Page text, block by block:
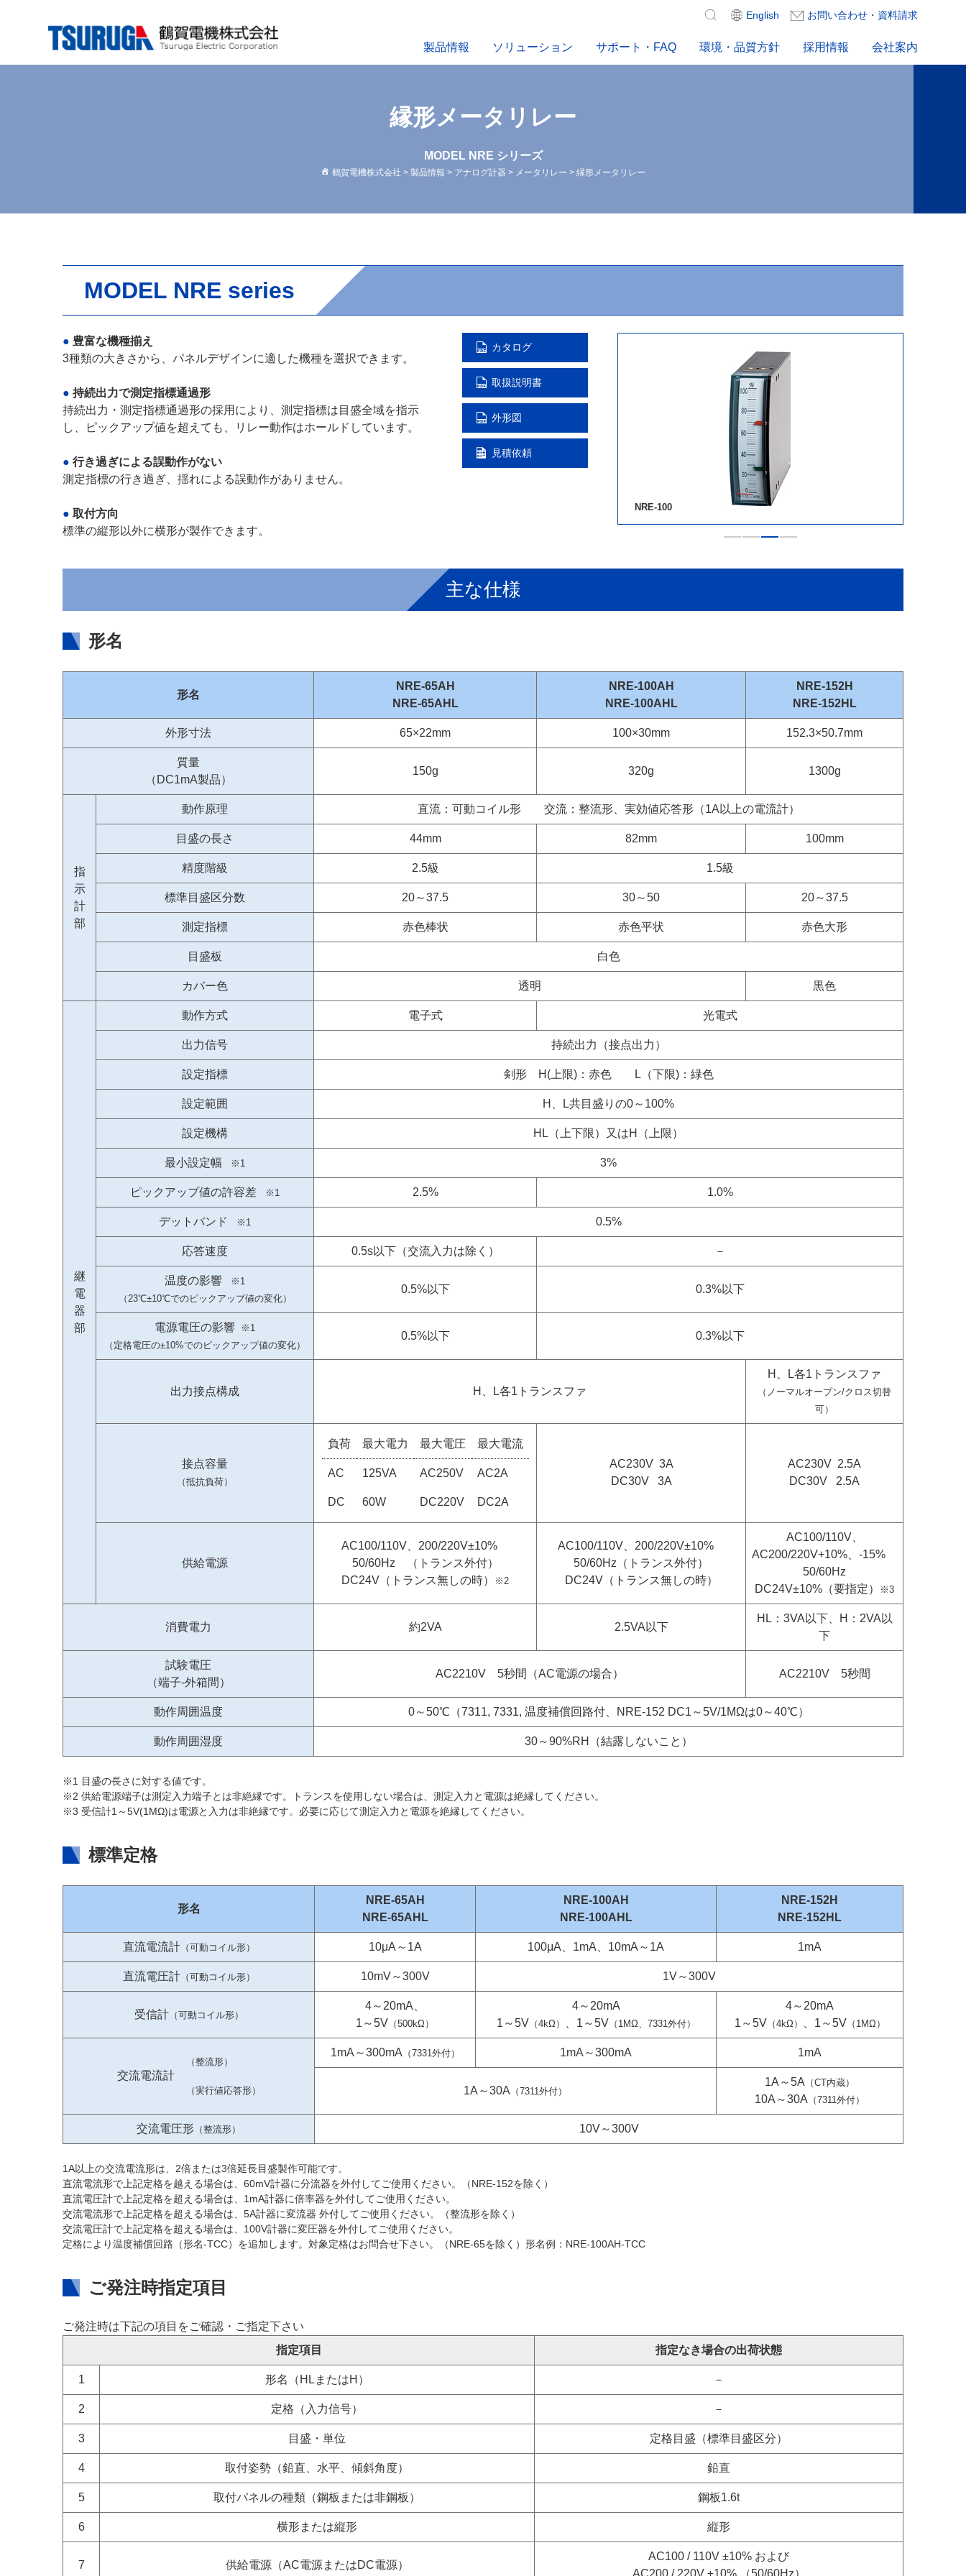
索:
English お問い合わせ・資料請求
製品情報 ソリューション サポート・FAQ 環境・品質方針 採用情報 会社案内
縁形メータリレー
MODEL NRE シリーズ
鶴賀電機株式会社 > 製品情報 > アナログ計器 > メータリレー > 縁形メータリレー
MODEL NRE series
豊富な機種揃え
3種類の大きさから、パネルデザインに適した機種を選択できます。
持続出力で測定指標通過形
持続出力・測定指標通過形の採用により、測定指標は目盛全域を指示
し、ピックアップ値を超えても、リレー動作はホールドしています。
行き過ぎによる誤動作がない
測定指標の行き過ぎ、揺れによる誤動作がありません。
取付方向
標準の縦形以外に横形が製作できます。
カタログ
取扱説明書
外形図
見積依頼
NRE-100
主な仕様
形名
形名
NRE-65AH
NRE-65AHL
NRE-100AH
NRE-100AHL
NRE-152H
NRE-152HL
外形寸法 65×22mm 100×30mm 152.3×50.7mm
質量
（DC1mA製品）
150g 320g 1300g
指
示
計
部
動作原理 直流：可動コイル形 交流：整流形、実効値応答形（1A以上の電流計）
目盛の長さ 44mm 82mm 100mm
精度階級 2.5級 1.5級
標準目盛区分数 20～37.5 30～50 20～37.5
測定指標 赤色棒状 赤色平状 赤色大形
目盛板 白色
カバー色 透明 黒色
継
電
器
部
動作方式 電子式 光電式
出力信号 持続出力（接点出力）
設定指標 剣形 H(上限)：赤色 L（下限)：緑色
設定範囲 H、L共目盛りの0～100%
設定機構 HL（上下限）又はH（上限）
最小設定幅 ※1 3%
ピックアップ値の許容差 ※1 2.5% 1.0%
デットバンド ※1 0.5%
応答速度 0.5s以下（交流入力は除く） －
温度の影響
※1
（23℃±10℃でのピックアップ値の変化）
0.5%以下 0.3%以下
電源電圧の影響
※1
（定格電圧の±10%でのピックアップ値の変化）
0.5%以下 0.3%以下
出力接点構成 H、L各1トランスファ
H、L各1トランスファ
（ノーマルオープン/クロス切替
可）
接点容量
（抵抗負荷）
負荷 最大電力 最大電圧 最大電流
AC 125VA AC250V AC2A
DC 60W DC220V DC2A
AC230V 3A
DC30V 3A
AC230V 2.5A
DC30V 2.5A
供給電源
AC100/110V、200/220V±10%
50/60Hz （トランス外付）
DC24V（トランス無しの時）
※2
AC100/110V、200/220V±10%
50/60Hz（トランス外付）
DC24V（トランス無しの時）
AC100/110V、
AC200/220V+10%、-15%
50/60Hz
DC24V±10%（要指定）
※3
消費電力 約2VA 2.5VA以下
HL：3VA以下、H：2VA以
下
試験電圧
（端子-外箱間）
AC2210V 5秒間（AC電源の場合） AC2210V 5秒間
動作周囲温度 0～50℃（7311, 7331, 温度補償回路付、NRE-152 DC1～5V/1MΩは0～40℃）
動作周囲湿度 30～90%RH（結露しないこと）
※1 目盛の長さに対する値です。
※2 供給電源端子は測定入力端子とは非絶縁です。トランスを使用しない場合は、測定入力と電源は絶縁してください。
※3 受信計1～5V(1MΩ)は電源と入力は非絶縁です。必要に応じて測定入力と電源を絶縁してください。
標準定格
形名
NRE-65AH
NRE-65AHL
NRE-100AH
NRE-100AHL
NRE-152H
NRE-152HL
直流電流計（可動コイル形） 10μA～1A 100μA、1mA、10mA～1A 1mA
直流電圧計（可動コイル形） 10mV～300V 1V～300V
受信計（可動コイル形）
4～20mA、
1～5V （500kΩ）
4～20mA
1～5V （4kΩ） 、1～5V （1MΩ、7331外付）
4～20mA
1～5V （4kΩ） 、1～5V （1MΩ）
交流電流計
（整流形）
（実行値応答形）
1mA～300mA （7331外付） 1mA～300mA 1mA
1A～30A （7311外付）
1A～5A （CT内蔵）
10A～30A （7311外付）
交流電圧形 （整流形） 10V～300V
1A以上の交流電流形は、2倍または3倍延長目盛製作可能です。
直流電流形で上記定格を越える場合は、60mV計器に分流器を外付してご使用ください。（NRE-152を除く）
直流電圧計で上記定格を超える場合は、1mA計器に倍率器を外付してご使用ください。
交流電流形で上記定格を超える場合は、5A計器に変流器 外付してご使用ください。（整流形を除く）
交流電圧計で上記定格を超える場合は、100V計器に変圧器を外付してご使用ください。
定格により温度補償回路（形名-TCC）を追加します。対象定格はお問合せ下さい。（NRE-65を除く）形名例：NRE-100AH-TCC
ご発注時指定項目
ご発注時は下記の項目をご確認・ご指定下さい
指定項目
指定なき場合の出荷状態
1 形名（HLまたはH） －
2 定格（入力信号） －
3 目盛・単位 定格目盛（標準目盛区分）
4 取付姿勢（鉛直、水平、傾斜角度） 鉛直
5 取付パネルの種類（鋼板または非鋼板） 鋼板1.6t
6 横形または縦形 縦形
7 供給電源（AC電源またはDC電源）
AC100 / 110V ±10% および
AC200 / 220V ±10% （50/60Hz）